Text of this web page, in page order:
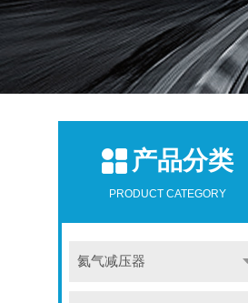
产品分类
PRODUCT CATEGORY
氦气减压器